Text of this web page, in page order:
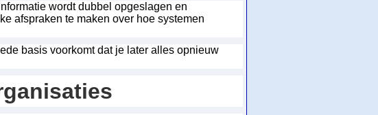
wordt dubbel opgeslagen en
afspraken te maken over hoe systemen
basis voorkomt dat je later alles opnieuw